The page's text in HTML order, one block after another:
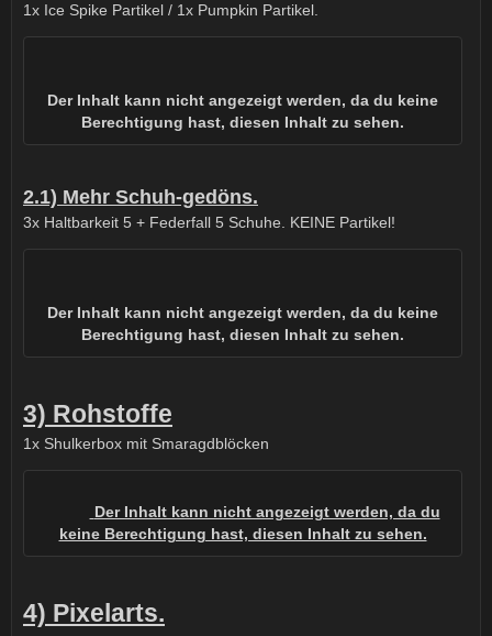
1x Ice Spike Partikel / 1x Pumpkin Partikel.
Der Inhalt kann nicht angezeigt werden, da du keine
Berechtigung hast, diesen Inhalt zu sehen.
2.1) Mehr Schuh-gedöns.
3x Haltbarkeit 5 + Federfall 5 Schuhe. KEINE Partikel!
Der Inhalt kann nicht angezeigt werden, da du keine
Berechtigung hast, diesen Inhalt zu sehen.
3) Rohstoffe
1x Shulkerbox mit Smaragdblöcken
Der Inhalt kann nicht angezeigt werden, da du
keine Berechtigung hast, diesen Inhalt zu sehen.
4) Pixelarts.